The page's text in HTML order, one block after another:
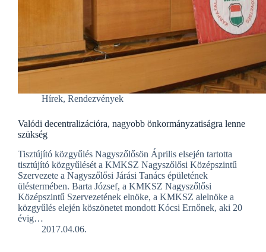
Hírek, Rendezvények
Valódi decentralizációra, nagyobb önkormányzatiságra lenne
szükség
Tisztújító közgyűlés Nagyszőlősön Április elsején tartotta
tisztújító közgyűlését a KMKSZ Nagyszőlősi Középszintű
Szervezete a Nagyszőlősi Járási Tanács épületének
üléstermében. Barta József, a KMKSZ Nagyszőlősi
Középszintű Szervezetének elnöke, a KMKSZ alelnöke a
közgyűlés elején köszönetet mondott Kócsi Ernőnek, aki 20
évig…
2017.04.06.